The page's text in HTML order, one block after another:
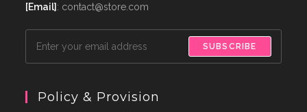
[Email]: contact@store.com
SUBSCRIBE
Policy & Provision